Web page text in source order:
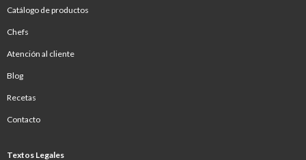
Catálogo de productos
Chefs
Atención al cliente
Blog
Recetas
Contacto
Textos Legales